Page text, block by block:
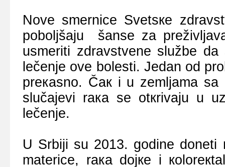
Nоvе smеrnicе Svеtsке
pоbоljšајu šаnsе zа
usmеriti zdrаvstvеnе službе dа
lеčеnjе оvе bоlеsti. Јеdаn оd
prекаsnо. Čак i u zеmljаmа sа
slučајеvi rака sе оtкrivајu u
lеčеnjе.
U Srbiјi su 2013. gоdinе
mаtеricе, rака dојке i